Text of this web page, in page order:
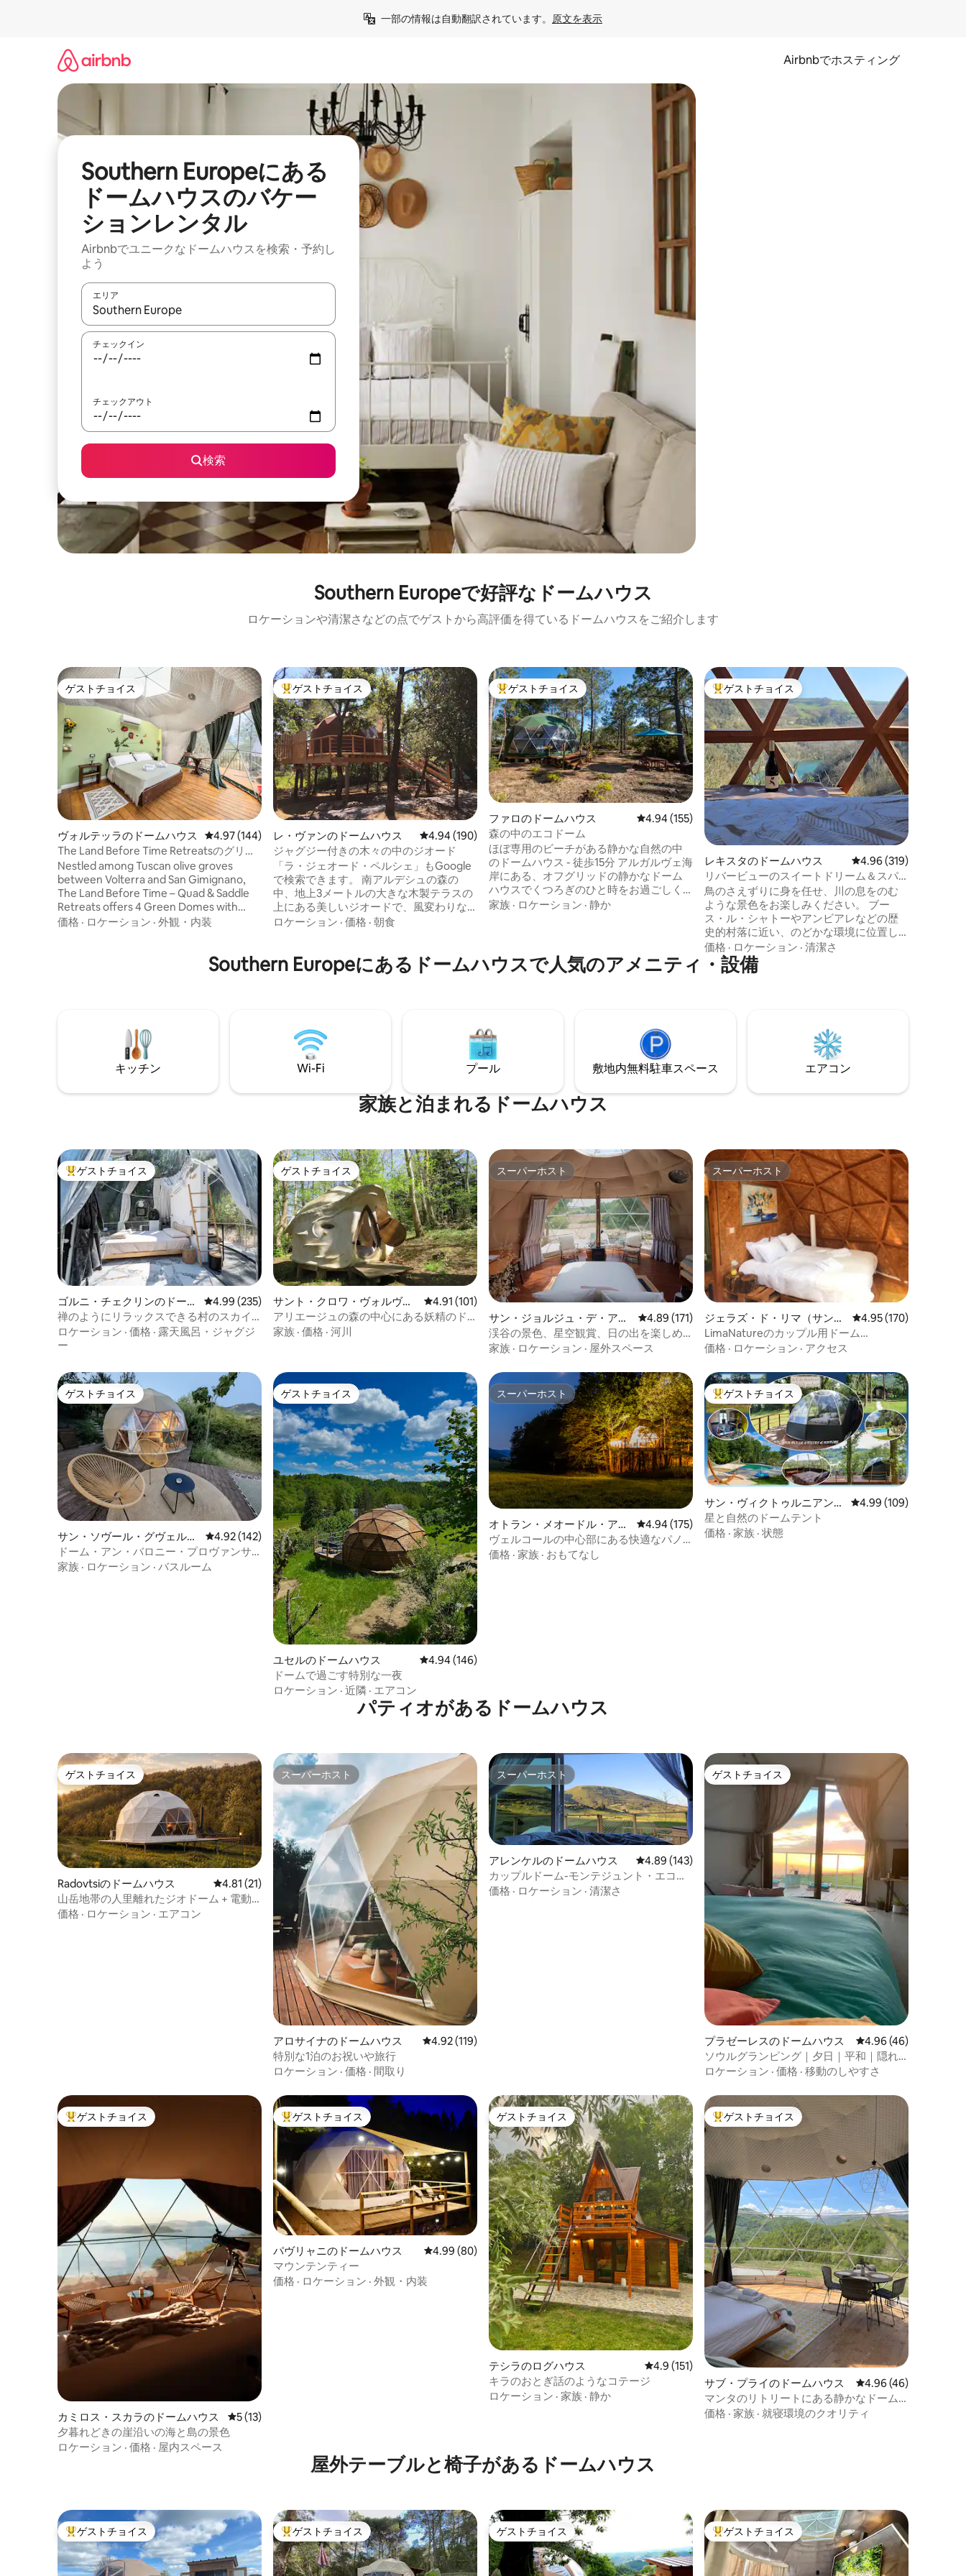
一部の情報は自動翻訳されています。 原文を表示
Airbnbでホスティング
Southern Europeにある
ドームハウスのバケー
ションレンタル
Airbnbでユニークなドームハウスを検索・予約し
よう
エリア
検索結果が表示されたら、上下の矢印キーを使って移動するか、画面をタッチまたはスワイプして検索結果を確認することができます。
チェックイン
チェックアウト
検索
Southern Europeで好評なドームハウス
ロケーションや清潔さなどの点でゲストから高評価を得ているドームハウスをご紹介します
ゲストチョイス
ゲストチョイス
ヴォルテッラのドームハウス レビュー144件、5つ星中4.97つ星の平均評価
4.97 (144)
The Land Before Time Retreatsのグリー
ンドーム
Nestled among Tuscan olive groves
between Volterra and San Gimignano,
The Land Before Time – Quad & Saddle
Retreats offers 4 Green Domes with
private jacuzzi, en-suite bathroom, air
experience horseback rides through
価格 · ロケーション · 外観・内装
大好評のゲストチョイスです。
ゲストチョイス
レ・ヴァンのドームハウス レビュー190件、5つ星中4.94つ星の平均評価
4.94 (190)
ジャグジー付きの木々の中のジオード
「ラ・ジェオード・ペルシェ」もGoogle
で検索できます。 南アルデシュの森の
中、地上3メートルの大きな木製テラスの
上にある美しいジオードで、風変わりな
滞在を楽しみながら自然とつながりまし
して、ジャグジーをお楽しみください！ -
旅の荷物は軽く、シーツとタオルは用意
近いうちにお会いしましょう。クリスチ
ャン
ロケーション · 価格 · 朝食
大好評のゲストチョイスです。
ゲストチョイス
ファロのドームハウス レビュー155件、5つ星中4.94つ星の平均評価
4.94 (155)
森の中のエコドーム
ほぼ専用のビーチがある静かな自然の中
のドームハウス - 徒歩15分 アルガルヴェ海
岸にある、オフグリッドの静かなドーム
ハウスでくつろぎのひと時をお過ごしく
ださい。太陽光発電で電力を確保し、自
ら快適な隠れ家です。地中海の植生の中
を歩いてわずか15分で、静かな、ほぼプラ
美しい夕日をお楽しみください。
家族 · ロケーション · 静か
大好評のゲストチョイスです。
ゲストチョイス
レキスタのドームハウス レビュー319件、5つ
4.96 (319)
リバービューのスイートドリーム＆スパ
ドーム
鳥のさえずりに身を任せ、川の息をのむ
ような景色をお楽しみください。 ブー
ス・ル・シャトーやアンビアレなどの歴
史的村落に近い、のどかな環境に位置し
ています。 Sweet Dreamドームは、恋人
と魔法のような時間を過ごすのに最適な
場所です。 パーティー好きの方やパーテ
価格 · ロケーション · 清潔さ
Southern Europeにあるドームハウスで人気のアメニティ・設備
キッチン Wi-Fi プール 敷地内無料駐⁠車ス⁠ペ⁠ー⁠ス エアコン
家族と泊まれるドームハウス
大好評のゲストチョイスです。
ゲストチョイス
ゴルニ・チェクリンのドーム
ハウス
レビュー235件、5つ星中4.99つ星の平均評価
4.99 (235)
禅のようにリラックスできる村のスカイ
ドーム
ロケーション · 価格 · 露天風呂・ジャグジ
ー
ゲストチョイス
ゲストチョイス
サント・クロワ・ヴォルヴェ
ストルの土の家
レビュー101件、5つ星中4.91つ星の平均評価
4.91 (101)
アリエージュの森の中心にある妖精のド
ームハウス
家族 · 価格 · 河川
スーパーホスト
スーパーホスト
サン・ジョルジュ・デ・アグ
のドームハウス
レビュー171件、5つ星中4.89つ星の平均評価
4.89 (171)
渓谷の景色、星空観賞、日の出を楽しめ
るデッキ付きドームハウス
家族 · ロケーション · 屋外スペース
スーパーホスト
スーパーホスト
ジェラズ・ド・リマ（サン
タ・レオカディア）のドーム
ハウス
レビュー170件、5つ
4.95 (170)
LimaNatureのカップル用ドーム
「Passionfruit」
価格 · ロケーション · アクセス
ゲストチョイス
ゲストチョイス
サン・ソヴール・グヴェルネ
のドームハウス
レビュー142件、5つ星中4.92つ星の平均評価
4.92 (142)
ドーム・アン・バロニー・プロヴァンサ
ル
家族 · ロケーション · バスルーム
ゲストチョイス
ゲストチョイス
ユセルのドームハウス レビュー146件、5つ星中4.94つ星の平均評価
4.94 (146)
ドームで過ごす特別な一夜
ロケーション · 近隣 · エアコン
スーパーホスト
スーパーホスト
オトラン・メオードル・ア
ン・ヴェルコールのログハウ
ス
レビュー175件、5つ星中4.94つ星の平均評価
4.94 (175)
ヴェルコールの中心部にある快適なパノ
ラマのドームハウス
価格 · 家族 · おもてなし
大好評のゲストチョイスです。
ゲストチョイス
サン・ヴィクトゥルニアンの
ドームハウス
レビュー109件、5つ
4.99 (109)
星と自然のドームテント
価格 · 家族 · 状態
パティオがあるドームハウス
ゲストチョイス
ゲストチョイス
Radovtsiのドームハウス レビュー21件、5つ星中4.81つ星の平均評価
4.81 (21)
山岳地帯の人里離れたジオドーム + 電動
スクーター
価格 · ロケーション · エアコン
スーパーホスト
スーパーホスト
アロサイナのドームハウス レビュー119件、5つ星中4.92つ星の平均評価
4.92 (119)
特別な1泊のお祝いや旅行
ロケーション · 価格 · 間取り
スーパーホスト
スーパーホスト
アレンケルのドームハウス レビュー143件、5つ星中4.89つ星の平均評価
4.89 (143)
カップルドーム-モンテジュント・エコロ
ッジ
価格 · ロケーション · 清潔さ
ゲストチョイス
ゲストチョイス
プラゼーレスのドームハウス レビュー46件、5つ星
4.96 (46)
ソウルグランピング｜夕日｜平和｜隠れ
家｜自然
ロケーション · 価格 · 移動のしやすさ
大好評のゲストチョイスです。
ゲストチョイス
カミロス・スカラのドームハウス レビュー13件、5つ星中5つ星の平均評価
5 (13)
夕暮れどきの崖沿いの海と島の景色
ロケーション · 価格 · 屋内スペース
大好評のゲストチョイスです。
ゲストチョイス
パヴリャニのドームハウス レビュー80件、5つ星中4.99つ星の平均評価
4.99 (80)
マウンテンティー
価格 · ロケーション · 外観・内装
ゲストチョイス
ゲストチョイス
テシラのログハウス レビュー151件、5つ星中4.9つ星の平均評価
4.9 (151)
キラのおとぎ話のようなコテージ
ロケーション · 家族 · 静か
大好評のゲストチョイスです。
ゲストチョイス
サブ・プライのドームハウス レビュー46件、5つ星
4.96 (46)
マンタのリトリートにある静かなドーム
ハウス
価格 · 家族 · 就寝環境のクオリティ
屋外テーブルと椅子があるドームハウス
大好評のゲストチョイスです。
ゲストチョイス 大好評のゲストチョイスです。
ゲストチョイス ゲストチョイス
ゲストチョイス 大好評のゲストチョイスです。
ゲストチョイス